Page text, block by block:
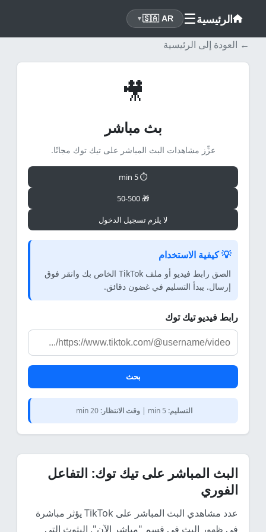
الرئيسية☰
🇸🇦 AR
▼
← العودة إلى الرئيسية
🎥
بث مباشر
عزِّز مشاهدات البث المباشر على تيك توك مجانًا.
⏱ 5 min
🎁 50-500
لا يلزم تسجيل الدخول
💡 كيفية الاستخدام
الصق رابط فيديو أو ملف TikTok الخاص بك وانقر فوق
إرسال. يبدأ التسليم في غضون دقائق.
رابط فيديو تيك توك
بحث
التسليم: وقت الانتظار:
البث المباشر على تيك توك: التفاعل
الفوري
عدد مشاهدي البث المباشر على TikTok يؤثر مباشرة
في ظهور البث في قسم "مباشر الآن". البثوث التي